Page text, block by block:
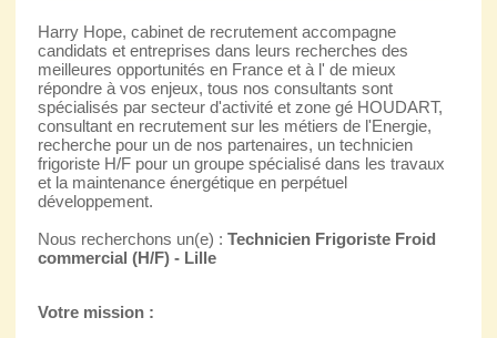
Harry Hope, cabinet de recrutement accompagne
candidats et entreprises dans leurs recherches des
meilleures opportunités en France et à l' de mieux
répondre à vos enjeux, tous nos consultants sont
spécialisés par secteur d'activité et zone gé HOUDART,
consultant en recrutement sur les métiers de l'Energie,
recherche pour un de nos partenaires, un technicien
frigoriste H/F pour un groupe spécialisé dans les travaux
et la maintenance énergétique en perpétuel
développement.
Nous recherchons un(e) : Technicien Frigoriste Froid
commercial (H/F) - Lille
Votre mission :